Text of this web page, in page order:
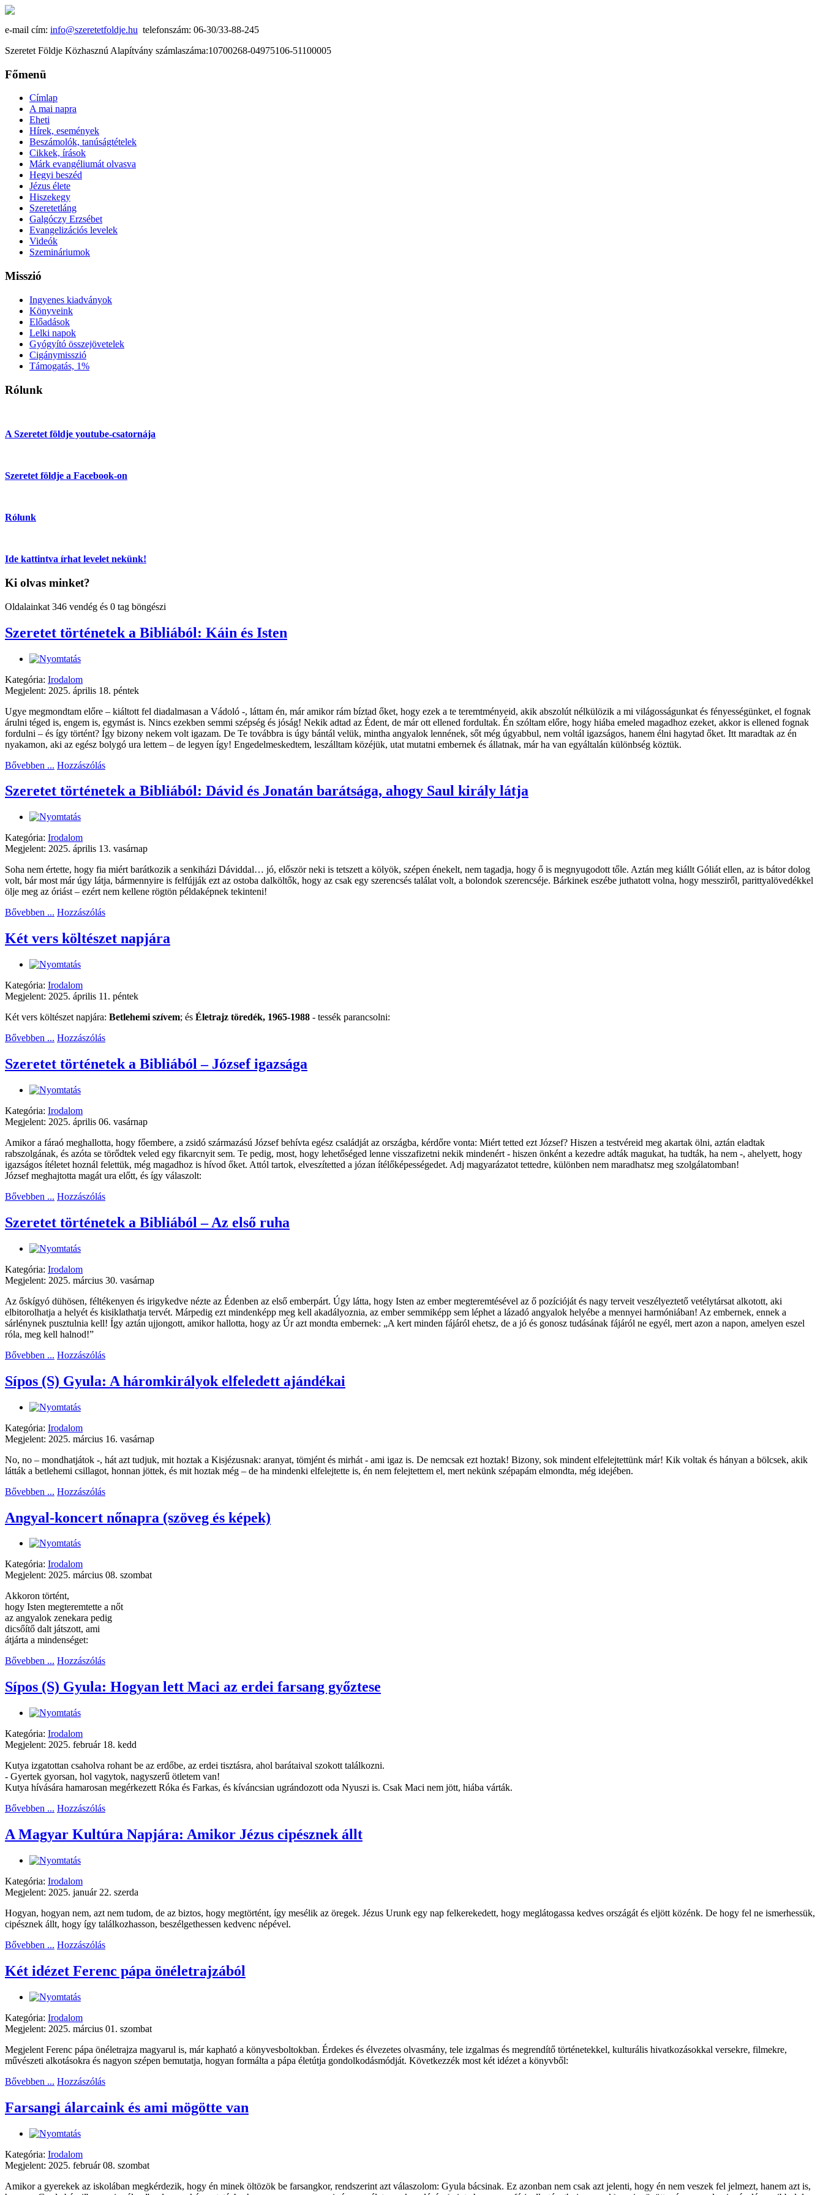
e-mail cím: info@szeretetfoldje.hu telefonszám: 06-30/33-88-245
Szeretet Földje Közhasznú Alapítvány számlaszáma:10700268-04975106-51100005
Főmenü
Címlap
A mai napra
Eheti
Hírek, események
Beszámolók, tanúságtételek
Cikkek, írások
Márk evangéliumát olvasva
Hegyi beszéd
Jézus élete
Hiszekegy
Szeretetláng
Galgóczy Erzsébet
Evangelizációs levelek
Videók
Szemináriumok
Misszió
Ingyenes kiadványok
Könyveink
Előadások
Lelki napok
Gyógyító összejövetelek
Cigánymisszió
Támogatás, 1%
Rólunk
A Szeretet földje youtube-csatornája
Szeretet földje a Facebook-on
Rólunk
Ide kattintva írhat levelet nekünk!
Ki olvas minket?
Oldalainkat 346 vendég és 0 tag böngészi
Szeretet történetek a Bibliából: Káin és Isten
Kategória: Irodalom
Megjelent: 2025. április 18. péntek
Ugye megmondtam előre – kiáltott fel diadalmasan a Vádoló -, láttam én, már amikor rám bíztad őket, hogy ezek a te teremtményeid, akik abszolút nélkülözik a mi világosságunkat és fényességünket, el fognak
árulni téged is, engem is, egymást is. Nincs ezekben semmi szépség és jóság! Nekik adtad az Édent, de már ott ellened fordultak. Én szóltam előre, hogy hiába emeled magadhoz ezeket, akkor is ellened fognak
fordulni – és így történt? Így bizony nekem volt igazam. De Te továbbra is úgy bántál velük, mintha angyalok lennének, sőt még úgyabbul, nem voltál igazságos, hanem élni hagytad őket. Itt maradtak az én
nyakamon, aki az egész bolygó ura lettem – de legyen így! Engedelmeskedtem, leszálltam közéjük, utat mutatni embernek és állatnak, már ha van egyáltalán különbség köztük.
Bővebben ... Hozzászólás
Szeretet történetek a Bibliából: Dávid és Jonatán barátsága, ahogy Saul király látja
Kategória: Irodalom
Megjelent: 2025. április 13. vasárnap
Soha nem értette, hogy fia miért barátkozik a senkiházi Dáviddal… jó, először neki is tetszett a kölyök, szépen énekelt, nem tagadja, hogy ő is megnyugodott tőle. Aztán meg kiállt Góliát ellen, az is bátor dolog
volt, bár most már úgy látja, bármennyire is felfújják ezt az ostoba dalköltők, hogy az csak egy szerencsés találat volt, a bolondok szerencséje. Bárkinek eszébe juthatott volna, hogy messziről, parittyalövedékkel
ölje meg az óriást – ezért nem kellene rögtön példaképnek tekinteni!
Bővebben ... Hozzászólás
Két vers költészet napjára
Kategória: Irodalom
Megjelent: 2025. április 11. péntek
Két vers költészet napjára: Betlehemi szívem; és Életrajz töredék, 1965-1988 - tessék parancsolni:
Bővebben ... Hozzászólás
Szeretet történetek a Bibliából – József igazsága
Kategória: Irodalom
Megjelent: 2025. április 06. vasárnap
Amikor a fáraó meghallotta, hogy főembere, a zsidó származású József behívta egész családját az országba, kérdőre vonta: Miért tetted ezt József? Hiszen a testvéreid meg akartak ölni, aztán eladtak
rabszolgának, és azóta se törődtek veled egy fikarcnyit sem. Te pedig, most, hogy lehetőséged lenne visszafizetni nekik mindenért - hiszen önként a kezedre adták magukat, ha tudták, ha nem -, ahelyett, hogy
igazságos ítéletet hoznál felettük, még magadhoz is hívod őket. Attól tartok, elveszítetted a józan ítélőképességedet. Adj magyarázatot tettedre, különben nem maradhatsz meg szolgálatomban!
József meghajtotta magát ura előtt, és így válaszolt:
Bővebben ... Hozzászólás
Szeretet történetek a Bibliából – Az első ruha
Kategória: Irodalom
Megjelent: 2025. március 30. vasárnap
Az őskígyó dühösen, féltékenyen és irigykedve nézte az Édenben az első emberpárt. Úgy látta, hogy Isten az ember megteremtésével az ő pozícióját és nagy terveit veszélyeztető vetélytársat alkotott, aki
elbitorolhatja a helyét és kisiklathatja tervét. Márpedig ezt mindenképp meg kell akadályoznia, az ember semmiképp sem léphet a lázadó angyalok helyébe a mennyei harmóniában! Az embernek, ennek a
sárlénynek pusztulnia kell! Így aztán ujjongott, amikor hallotta, hogy az Úr azt mondta embernek: „A kert minden fájáról ehetsz, de a jó és gonosz tudásának fájáról ne egyél, mert azon a napon, amelyen eszel
róla, meg kell halnod!”
Bővebben ... Hozzászólás
Sípos (S) Gyula: A háromkirályok elfeledett ajándékai
Kategória: Irodalom
Megjelent: 2025. március 16. vasárnap
No, no – mondhatjátok -, hát azt tudjuk, mit hoztak a Kisjézusnak: aranyat, tömjént és mirhát - ami igaz is. De nemcsak ezt hoztak! Bizony, sok mindent elfelejtettünk már! Kik voltak és hányan a bölcsek, akik
látták a betlehemi csillagot, honnan jöttek, és mit hoztak még – de ha mindenki elfelejtette is, én nem felejtettem el, mert nekünk szépapám elmondta, még idejében.
Bővebben ... Hozzászólás
Angyal-koncert nőnapra (szöveg és képek)
Kategória: Irodalom
Megjelent: 2025. március 08. szombat
Akkoron történt,
hogy Isten megteremtette a nőt
az angyalok zenekara pedig
dicsőítő dalt játszott, ami
átjárta a mindenséget:
Bővebben ... Hozzászólás
Sípos (S) Gyula: Hogyan lett Maci az erdei farsang győztese
Kategória: Irodalom
Megjelent: 2025. február 18. kedd
Kutya izgatottan csaholva rohant be az erdőbe, az erdei tisztásra, ahol barátaival szokott találkozni.
- Gyertek gyorsan, hol vagytok, nagyszerű ötletem van!
Kutya hívására hamarosan megérkezett Róka és Farkas, és kíváncsian ugrándozott oda Nyuszi is. Csak Maci nem jött, hiába várták.
Bővebben ... Hozzászólás
A Magyar Kultúra Napjára: Amikor Jézus cipésznek állt
Kategória: Irodalom
Megjelent: 2025. január 22. szerda
Hogyan, hogyan nem, azt nem tudom, de az biztos, hogy megtörtént, így mesélik az öregek. Jézus Urunk egy nap felkerekedett, hogy meglátogassa kedves országát és eljött közénk. De hogy fel ne ismerhessük,
cipésznek állt, hogy így találkozhasson, beszélgethessen kedvenc népével.
Bővebben ... Hozzászólás
Két idézet Ferenc pápa önéletrajzából
Kategória: Irodalom
Megjelent: 2025. március 01. szombat
Megjelent Ferenc pápa önéletrajza magyarul is, már kapható a könyvesboltokban. Érdekes és élvezetes olvasmány, tele izgalmas és megrendítő történetekkel, kulturális hivatkozásokkal versekre, filmekre,
művészeti alkotásokra és nagyon szépen bemutatja, hogyan formálta a pápa életútja gondolkodásmódját. Következzék most két idézet a könyvből:
Bővebben ... Hozzászólás
Farsangi álarcaink és ami mögötte van
Kategória: Irodalom
Megjelent: 2025. február 08. szombat
Amikor a gyerekek az iskolában megkérdezik, hogy én minek öltözök be farsangkor, rendszerint azt válaszolom: Gyula bácsinak. Ez azonban nem csak azt jelenti, hogy én nem veszek fel jelmezt, hanem azt is,